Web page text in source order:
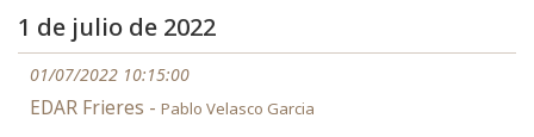
1 de julio de 2022
01/07/2022 10:15:00
EDAR Frieres - Pablo Velasco Garcia